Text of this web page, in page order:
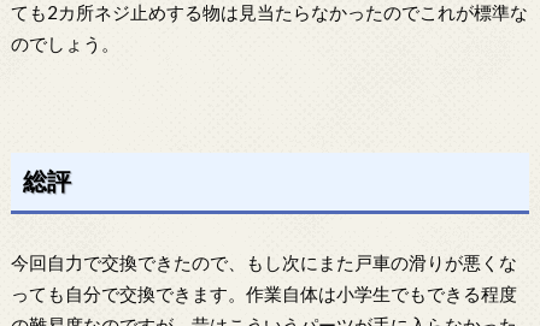
ても2カ所ネジ止めする物は見当たらなかったのでこれが標準な
のでしょう。
総評
今回自力で交換できたので、もし次にまた戸車の滑りが悪くな
っても自分で交換できます。作業自体は小学生でもできる程度